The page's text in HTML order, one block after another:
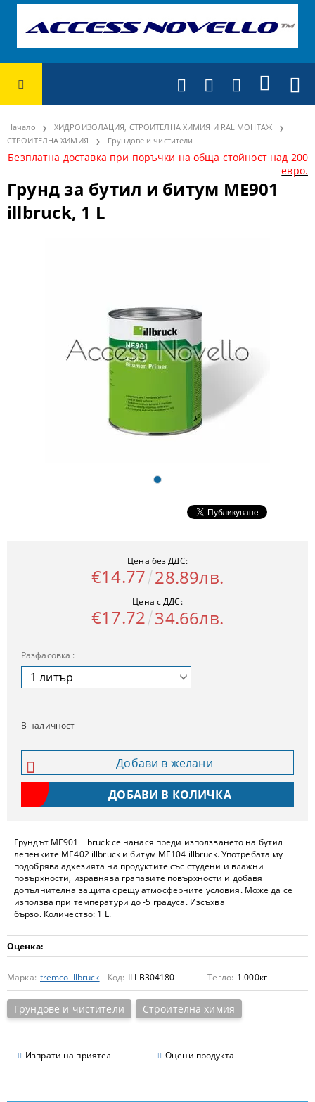
Начало
ХИДРОИЗОЛАЦИЯ, СТРОИТЕЛНА ХИМИЯ И RAL МОНТАЖ
СТРОИТЕЛНА ХИМИЯ
Грундове и чистители
Безплатна доставка при поръчки на обща стойност над 200
евро.
Грунд за бутил и битум ME901
illbruck, 1 L
Грундът ME901 illbruck се нанася преди използването на бутил
лепенките ME402 illbruck и битум ME104 illbruck. Употребата му
подобрява адхезията на продуктите със студени и влажни
повърхности, изравнява грапавите повърхности и добавя
допълнителна защита срещу атмосферните условия. Може да се
използва при температури до -5 градуса. Изсъхва
бързо. Количество: 1 L.
Оценка:
Марка: tremco illbruck Код: ILLB304180 Тегло: 1.000кг
Грундове и чистители Строителна химия
Изпрати на приятел Оцени продукта
Цена без ДДС:
€14.77 28.89лв.
Цена с ДДС:
€17.72 34.66лв.
Разфасовка :
В наличност
Добави в желани